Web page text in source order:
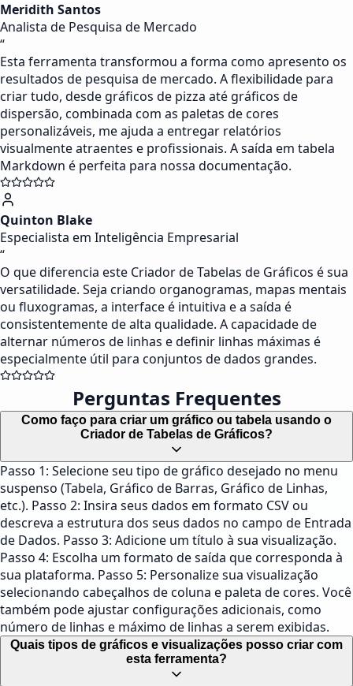
Meridith Santos
Analista de Pesquisa de Mercado
“
Esta ferramenta transformou a forma como apresento os
resultados de pesquisa de mercado. A flexibilidade para
criar tudo, desde gráficos de pizza até gráficos de
dispersão, combinada com as paletas de cores
personalizáveis, me ajuda a entregar relatórios
visualmente atraentes e profissionais. A saída em tabela
Markdown é perfeita para nossa documentação.
Quinton Blake
Especialista em Inteligência Empresarial
“
O que diferencia este Criador de Tabelas de Gráficos é sua
versatilidade. Seja criando organogramas, mapas mentais
ou fluxogramas, a interface é intuitiva e a saída é
consistentemente de alta qualidade. A capacidade de
alternar números de linhas e definir linhas máximas é
especialmente útil para conjuntos de dados grandes.
Perguntas Frequentes
Como faço para criar um gráfico ou tabela usando o
Criador de Tabelas de Gráficos?
Passo 1: Selecione seu tipo de gráfico desejado no menu
suspenso (Tabela, Gráfico de Barras, Gráfico de Linhas,
etc.). Passo 2: Insira seus dados em formato CSV ou
descreva a estrutura dos seus dados no campo de Entrada
de Dados. Passo 3: Adicione um título à sua visualização.
Passo 4: Escolha um formato de saída que corresponda à
sua plataforma. Passo 5: Personalize sua visualização
selecionando cabeçalhos de coluna e paleta de cores. Você
também pode ajustar configurações adicionais, como
número de linhas e máximo de linhas a serem exibidas.
Quais tipos de gráficos e visualizações posso criar com
esta ferramenta?